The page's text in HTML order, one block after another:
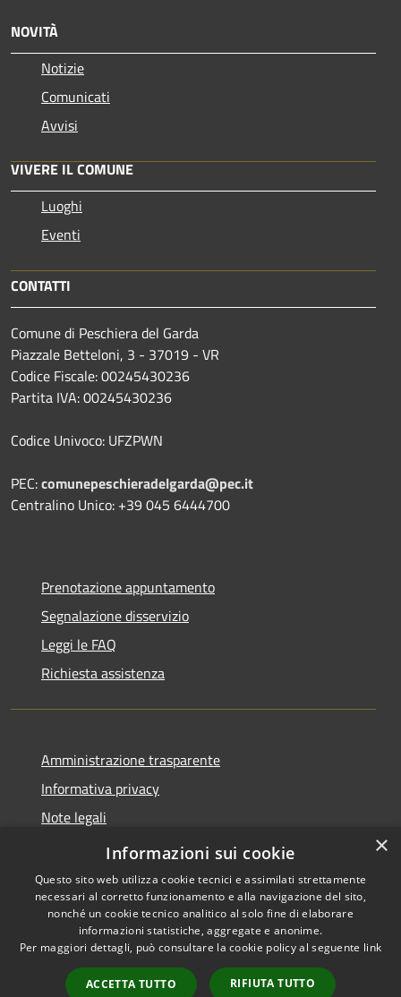
NOVITÀ
Notizie
Comunicati
Avvisi
VIVERE IL COMUNE
Luoghi
Eventi
CONTATTI
Comune di Peschiera del Garda
Piazzale Betteloni, 3 - 37019 - VR
Codice Fiscale: 00245430236
Partita IVA: 00245430236
Codice Univoco: UFZPWN
PEC:comunepeschieradelgarda@pec.it
Centralino Unico: +39 045 6444700
Prenotazione appuntamento
Segnalazione disservizio
Leggi le FAQ
Richiesta assistenza
Amministrazione trasparente
Informativa privacy
Note legali
Dichiarazione di accessibilità
Accessibilità
Copyright © 2026 • Comune di
Peschiera del Garda • Powered
byMunicipium
Accesso
×
Informazioni sui cookie
Questo sito web utilizza cookie tecnici e assimilati strettamente
necessari al corretto funzionamento e alla navigazione del sito,
nonché un cookie tecnico analitico al solo fine di elaborare
informazioni statistiche, aggregate e anonime.
Per maggiori dettagli, può consultare la cookie policy al seguente link
ACCETTA TUTTO RIFIUTA TUTTO